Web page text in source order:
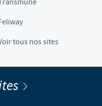
tous nos sites